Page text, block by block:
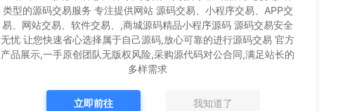
苏宁易购-综合网上购物平台，商品涵盖家电、手机、电脑、超市、母婴、服装、百货、海外购等品类。送货更准… 淘宝网 – 亚洲较大的网上交易平台，提供各类服饰、美容、家居、数码、话费/点卡充值… 数亿优质商品…
类型的源码交易服务 专注提供网站 源码交易、小程序交易、APP交
易、网站交易、软件交易、,商城源码精品小程序源码 源码交易安全
无忧 让您快速省心选择属于自己源码,放心可靠的进行源码交易 官方
产品展示,一手原创团队无版权风险,采购源代码对公合同,满足站长的
多样需求
立即前往 我知道了